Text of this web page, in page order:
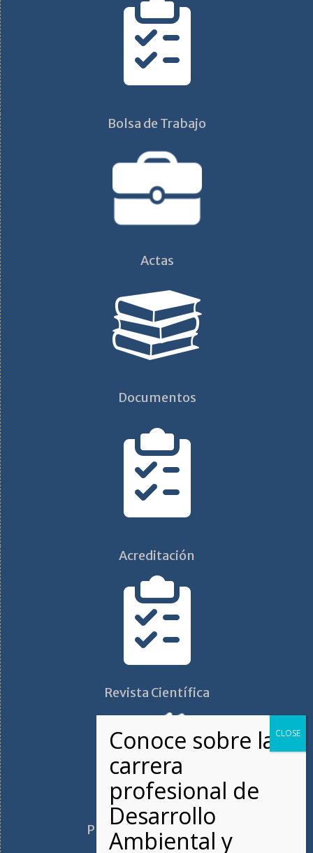
Bolsa de Trabajo
Actas
Documentos
Acreditación
Revista Científica
Plano de ubicación FAN